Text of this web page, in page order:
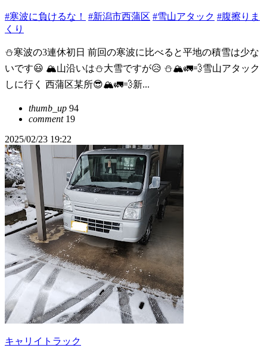
#寒波に負けるな！ #新潟市西蒲区 #雪山アタック #腹擦りま
くり
⛄️寒波の3連休初日 前回の寒波に比べると平地の積雪は少な
いです😃 🏔️山沿いは⛄️大雪ですが😥 ⛄️🏔️🚛💨雪山アタック
しに行く 西蒲区某所😎🏔️🚛💨新...
thumb_up 94
comment19
2025/02/23 19:22
キャリイトラック